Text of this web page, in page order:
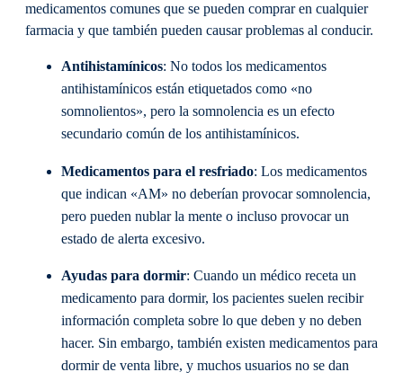
medicamentos comunes que se pueden comprar en cualquier
farmacia y que también pueden causar problemas al conducir.
Antihistamínicos: No todos los medicamentos
antihistamínicos están etiquetados como «no
somnolientos», pero la somnolencia es un efecto
secundario común de los antihistamínicos.
Medicamentos para el resfriado: Los medicamentos
que indican «AM» no deberían provocar somnolencia,
pero pueden nublar la mente o incluso provocar un
estado de alerta excesivo.
Ayudas para dormir: Cuando un médico receta un
medicamento para dormir, los pacientes suelen recibir
información completa sobre lo que deben y no deben
hacer. Sin embargo, también existen medicamentos para
dormir de venta libre, y muchos usuarios no se dan